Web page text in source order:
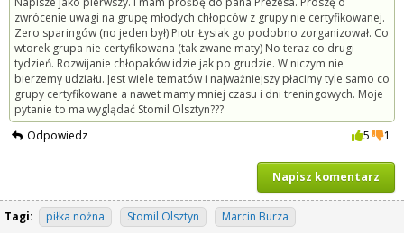
zwrócenie uwagi na grupę młodych chłopców z grupy nie certyfikowanej.
Zero sparingów (no jeden był) Piotr Łysiak go podobno zorganizował. Co
wtorek grupa nie certyfikowana (tak zwane maty) No teraz co drugi
tydzień. Rozwijanie chłopaków idzie jak po grudzie. W niczym nie
bierzemy udziału. Jest wiele tematów i najważniejszy płacimy tyle samo co
grupy certyfikowane a nawet mamy mniej czasu i dni treningowych. Moje
pytanie to ma wyglądać Stomil Olsztyn???
Odpowiedz
5 1
Napisz komentarz
Tagi: piłka nożna Stomil Olsztyn Marcin Burza